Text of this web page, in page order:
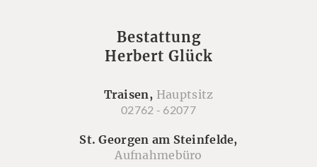
Bestattung
Herbert Glück
Traisen, Hauptsitz
02762 - 62077
St. Georgen am Steinfelde,
Aufnahmebüro